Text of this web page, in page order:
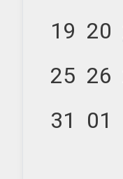
19 20
25 26
31
01